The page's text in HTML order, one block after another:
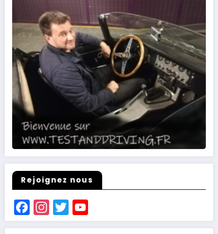
Rejoignez nous
Facebook
Instagram
Twitter
Channel